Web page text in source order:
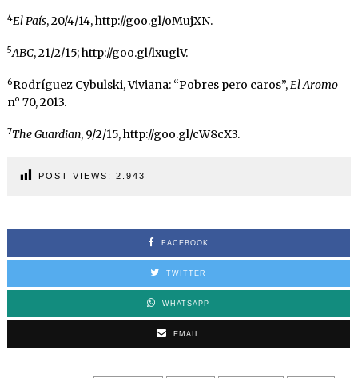
4El País, 20/4/14, http://goo.gl/oMujXN.
5ABC, 21/2/15; http://goo.gl/lxuglV.
6Rodríguez Cybulski, Viviana: “Pobres pero caros”,El Aromo
n° 70, 2013.
7The Guardian, 9/2/15, http://goo.gl/cW8cX3.
POST VIEWS: 2.943
FACEBOOK
TWITTER
WHATSAPP
EMAIL